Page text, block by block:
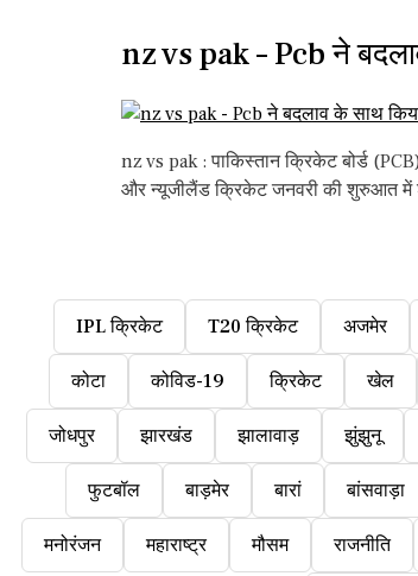
nz vs pak – Pcb ने
nz vs pak : पाकिस्तान क्रिकेट बोर्ड
और न्यूजीलैंड क्रिकेट जनवरी की शुरुआत में
IPL क्रिकेट T20 क्रिकेट अजमेर
कोटा कोविड-19 क्रिकेट खेल
जोधपुर झारखंड झालावाड़ झुंझुनू
फुटबॉल बाड़मेर बारां बांसवाड़ा
मनोरंजन महाराष्ट्र मौसम राजनीति